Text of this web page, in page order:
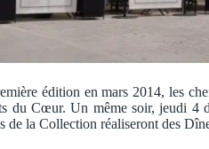
édition en mars 2014, les
du Cœur. Un même soir, jeudi 4
de la Collection réaliseront des